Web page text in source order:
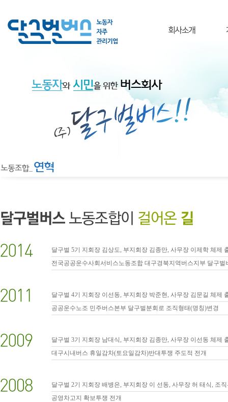
달구벌 5기 지회장 김상도, 부지회장 김종만, 사무장 이제학 체제
전국공공운수사회서비스노동조합 대구경북지역버스지부 달구
달구벌 4기 지회장 이선동, 부지회장 박준현, 사무장 김문길 체제
공공운수노조 민주버스본부 달구벌분회로 조직형태(명칭)변경
달구벌 3기 지회장 남대식, 부지회장 김종만, 사무장 이선동 체제
대구시내버스 휴일감차(토요일감차)반대투쟁 주도적 전개
달구벌 2기 지회장 배병은, 부지회장 이 선동, 사무장 허 태식, 조
공영차고지 확보투쟁 전개